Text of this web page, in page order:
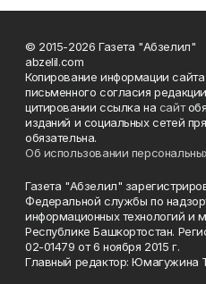
© 2015-2026 Газета "Абзелил"
abzelil.com
Копирование информации
письменного согласия
цитировании ссылка на сайт
изданий и социальных сетей
обязательна.
Об использовании
Газета "Абзелил"
Федеральной службы по
информационных технологий и
Республике Башкортостан.
02-01479 от 6 ноября 2015 г.
Главный редактор: Юмагужина